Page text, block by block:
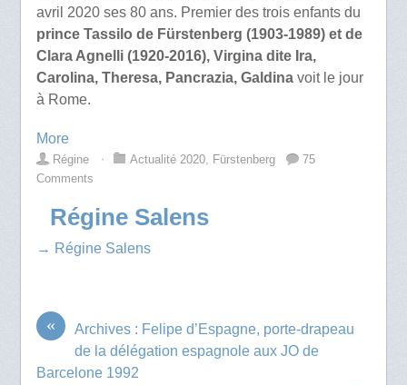
avril 2020 ses 80 ans. Premier des trois enfants du
prince Tassilo de Fürstenberg (1903-1989) et de
Clara Agnelli (1920-2016), Virgina dite Ira,
Carolina, Theresa, Pancrazia, Galdinavoit le jour
à Rome.
More
Régine ⋅ Actualité 2020, Fürstenberg
75
Comments
Régine Salens
→ Régine Salens
«
Archives : Felipe d’Espagne, porte-drapeau
de la délégation espagnole aux JO de
Barcelone 1992